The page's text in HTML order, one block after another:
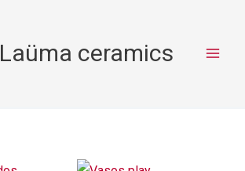
Laüma ceramics